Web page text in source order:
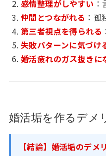
感情整理がしやすい
仲間とつながれる ：孤
第三者視点を得られる
失敗パターンに気づけ
婚活疲れのガス抜きに
婚活垢を作るデメ
【結論】婚活垢のデ